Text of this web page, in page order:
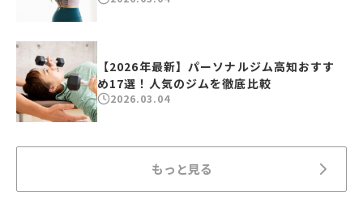
【2026年最新】パーソナルジム高知おすす
め17選！人気のジムを徹底比較
2026.03.04
もっと見る